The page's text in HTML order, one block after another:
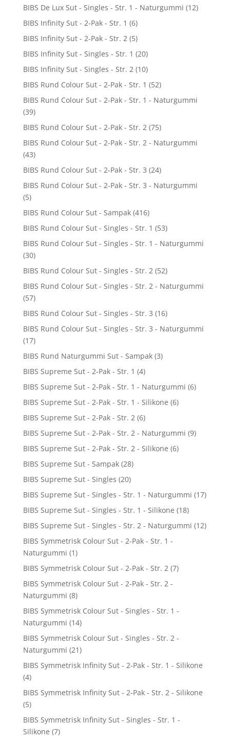
BIBS De Lux Sut - Singles - Str. 1 - Naturgummi (12)
BIBS Infinity Sut - 2-Pak - Str. 1 (6)
BIBS Infinity Sut - 2-Pak - Str. 2 (5)
BIBS Infinity Sut - Singles - Str. 1 (20)
BIBS Infinity Sut - Singles - Str. 2 (10)
BIBS Rund Colour Sut - 2-Pak - Str. 1 (52)
BIBS Rund Colour Sut - 2-Pak - Str. 1 - Naturgummi
(39)
BIBS Rund Colour Sut - 2-Pak - Str. 2 (75)
BIBS Rund Colour Sut - 2-Pak - Str. 2 - Naturgummi
(43)
BIBS Rund Colour Sut - 2-Pak - Str. 3 (24)
BIBS Rund Colour Sut - 2-Pak - Str. 3 - Naturgummi
(5)
BIBS Rund Colour Sut - Sampak (416)
BIBS Rund Colour Sut - Singles - Str. 1 (53)
BIBS Rund Colour Sut - Singles - Str. 1 - Naturgummi
(30)
BIBS Rund Colour Sut - Singles - Str. 2 (52)
BIBS Rund Colour Sut - Singles - Str. 2 - Naturgummi
(57)
BIBS Rund Colour Sut - Singles - Str. 3 (16)
BIBS Rund Colour Sut - Singles - Str. 3 - Naturgummi
(17)
BIBS Rund Naturgummi Sut - Sampak (3)
BIBS Supreme Sut - 2-Pak - Str. 1 (4)
BIBS Supreme Sut - 2-Pak - Str. 1 - Naturgummi (6)
BIBS Supreme Sut - 2-Pak - Str. 1 - Silikone (6)
BIBS Supreme Sut - 2-Pak - Str. 2 (6)
BIBS Supreme Sut - 2-Pak - Str. 2 - Naturgummi (9)
BIBS Supreme Sut - 2-Pak - Str. 2 - Silikone (6)
BIBS Supreme Sut - Sampak (28)
BIBS Supreme Sut - Singles (20)
BIBS Supreme Sut - Singles - Str. 1 - Naturgummi (17)
BIBS Supreme Sut - Singles - Str. 1 - Silikone (18)
BIBS Supreme Sut - Singles - Str. 2 - Naturgummi (12)
BIBS Symmetrisk Colour Sut - 2-Pak - Str. 1 -
Naturgummi (1)
BIBS Symmetrisk Colour Sut - 2-Pak - Str. 2 (7)
BIBS Symmetrisk Colour Sut - 2-Pak - Str. 2 -
Naturgummi (8)
BIBS Symmetrisk Colour Sut - Singles - Str. 1 -
Naturgummi (14)
BIBS Symmetrisk Colour Sut - Singles - Str. 2 -
Naturgummi (21)
BIBS Symmetrisk Infinity Sut - 2-Pak - Str. 1 - Silikone
(4)
BIBS Symmetrisk Infinity Sut - 2-Pak - Str. 2 - Silikone
(5)
BIBS Symmetrisk Infinity Sut - Singles - Str. 1 -
Silikone (7)